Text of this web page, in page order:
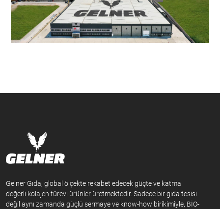
Gelner Gıda, global ölçekte rekabet edecek güçte ve katma
değerli kolajen türevi ürünler üretmektedir. Sadece bir gıda tesisi
değil aynı zamanda güçlü sermaye ve know-how birikimiyle, BİO-